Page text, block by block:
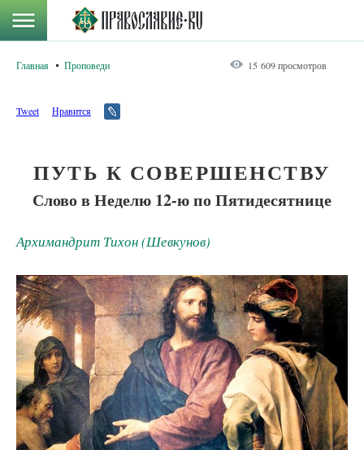
Главная Проповеди 15 609 просмотров
Tweet Нравится
ПУТЬ К СОВЕРШЕНСТВУ
Слово в Неделю 12-ю по Пятидесятнице
Архимандрит Тихон (Шевкунов)